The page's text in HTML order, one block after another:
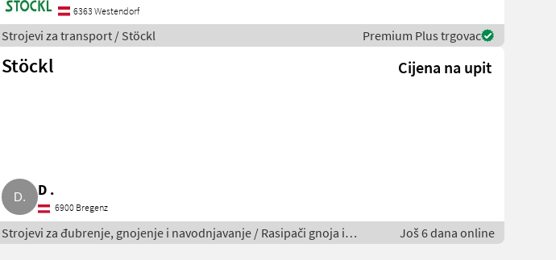
6363 Westendorf
Strojevi za transport / Stöckl Premium Plus trgovac
Stöckl Cijena na upit
D .
6900 Bregenz
Strojevi za đubrenje, gnojenje i navodnjavanje / Rasipači gnoja i
komposta
Još 6 dana online